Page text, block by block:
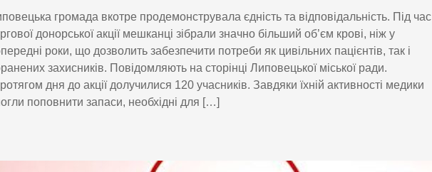
громада вкотре продемонструвала єдність та відповідальність. Під час
донорської акції мешканці зібрали значно більший об’єм крові, ніж у
роки, що дозволить забезпечити потреби як цивільних пацієнтів, так і
захисників. Повідомляють на сторінці Липовецької міської ради.
дня до акції долучилися 120 учасників. Завдяки їхній активності медики
поповнити запаси, необхідні для […]